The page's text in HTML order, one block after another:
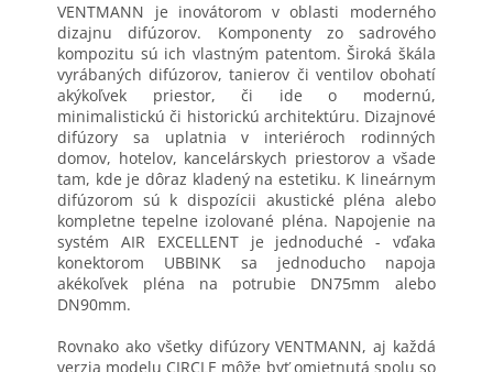
VENTMANN je inovátorom v oblasti moderného
dizajnu difúzorov. Komponenty zo sadrového
kompozitu sú ich vlastným patentom. Široká škála
vyrábaných difúzorov, tanierov či ventilov obohatí
akýkoľvek priestor, či ide o modernú,
minimalistickú či historickú architektúru. Dizajnové
difúzory sa uplatnia v interiéroch rodinných
domov, hotelov, kancelárskych priestorov a všade
tam, kde je dôraz kladený na estetiku. K lineárnym
difúzorom sú k dispozícii akustické pléna alebo
kompletne tepelne izolované pléna. Napojenie na
systém AIR EXCELLENT je jednoduché - vďaka
konektorom UBBINK sa jednoducho napoja
akékoľvek pléna na potrubie DN75mm alebo
DN90mm.
Rovnako ako všetky difúzory VENTMANN, aj každá
verzia modelu CIRCLE môže byť omietnutá spolu so